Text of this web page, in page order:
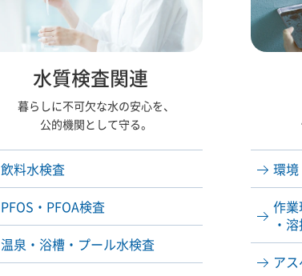
水質検査関連
暮らしに不可欠な水の安心を、
公的機関として守る。
飲料水検査
PFOS・PFOA検査
温泉・浴槽・プール水検査
環
作
・
ア